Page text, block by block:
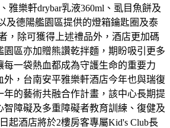
雅樂軒drybar乳液360ml、虱目魚餅及
及德陽艦園區提供的燈箱鑰匙圈及泰
，除可獲得上述禮品外，酒店更加碼
園區亦加贈熊讚乾拌麵，期盼吸引更多
每一袋熱血都成為守護生命的重要力
外，台南安平雅樂軒酒店今年也與瑞復
年的藝術共融合作計畫，該中心長期提
智障礙及多重障礙者教育訓練、復健及
起酒店將於2樓房客專屬Kid's Club長